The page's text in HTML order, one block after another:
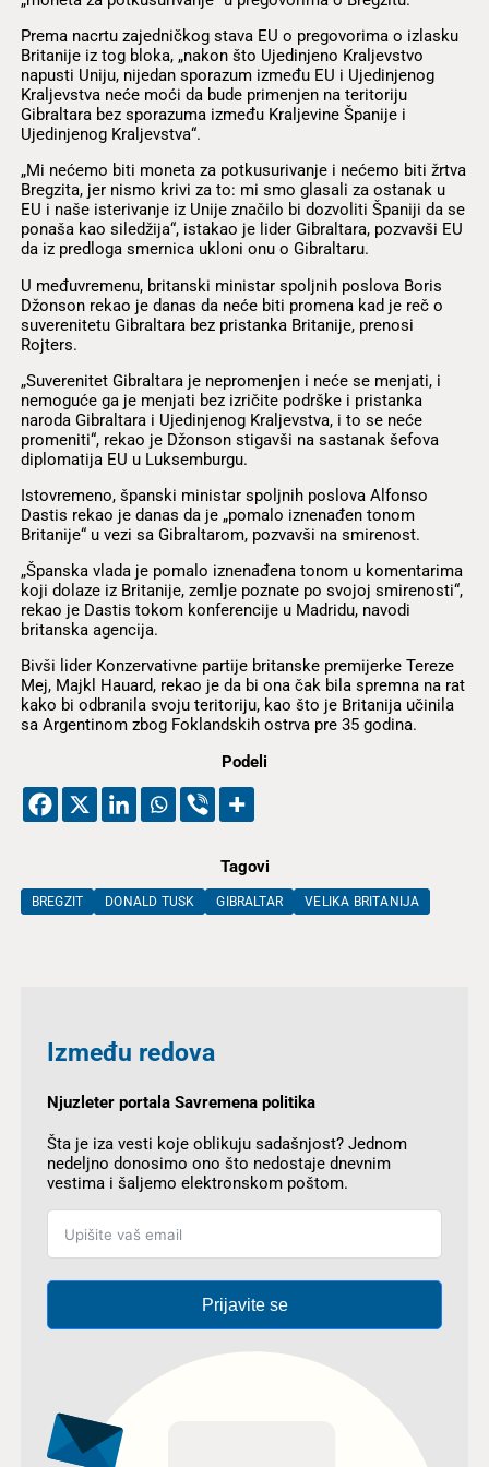
Prema nacrtu zajedničkog stava EU o pregovorima o izlasku
Britanije iz tog bloka, „nakon što Ujedinjeno Kraljevstvo
napusti Uniju, nijedan sporazum između EU i Ujedinjenog
Kraljevstva neće moći da bude primenjen na teritoriju
Gibraltara bez sporazuma između Kraljevine Španije i
Ujedinjenog Kraljevstva“.
„Mi nećemo biti moneta za potkusurivanje i nećemo biti žrtva
Bregzita, jer nismo krivi za to: mi smo glasali za ostanak u
EU i naše isterivanje iz Unije značilo bi dozvoliti Španiji da se
ponaša kao siledžija“, istakao je lider Gibraltara, pozvavši EU
da iz predloga smernica ukloni onu o Gibraltaru.
U međuvremenu, britanski ministar spoljnih poslova Boris
Džonson rekao je danas da neće biti promena kad je reč o
suverenitetu Gibraltara bez pristanka Britanije, prenosi
Rojters.
„Suverenitet Gibraltara je nepromenjen i neće se menjati, i
nemoguće ga je menjati bez izričite podrške i pristanka
naroda Gibraltara i Ujedinjenog Kraljevstva, i to se neće
promeniti“, rekao je Džonson stigavši na sastanak šefova
diplomatija EU u Luksemburgu.
Istovremeno, španski ministar spoljnih poslova Alfonso
Dastis rekao je danas da je „pomalo iznenađen tonom
Britanije“ u vezi sa Gibraltarom, pozvavši na smirenost.
„Španska vlada je pomalo iznenađena tonom u komentarima
koji dolaze iz Britanije, zemlje poznate po svojoj smirenosti“,
rekao je Dastis tokom konferencije u Madridu, navodi
britanska agencija.
Bivši lider Konzervativne partije britanske premijerke Tereze
Mej, Majkl Hauard, rekao je da bi ona čak bila spremna na rat
kako bi odbranila svoju teritoriju, kao što je Britanija učinila
sa Argentinom zbog Foklandskih ostrva pre 35 godina.
Podeli
Tagovi
BREGZIT DONALD TUSK GIBRALTAR VELIKA BRITANIJA
Između redova
Njuzleter portala Savremena politika
Šta je iza vesti koje oblikuju sadašnjost? Jednom
nedeljno donosimo ono što nedostaje dnevnim
vestima i šaljemo elektronskom poštom.
Prijavite se